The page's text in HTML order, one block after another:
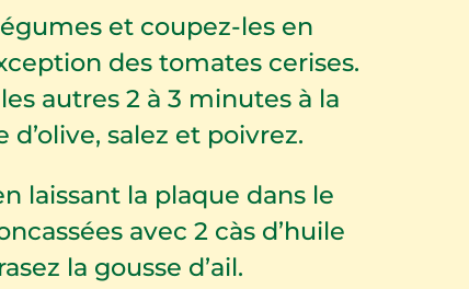
et coupez-les en
des tomates cerises.
autres 2 à 3 minutes à la
salez et poivrez.
laissant la plaque dans le
avec 2 càs d’huile
la gousse d’ail.